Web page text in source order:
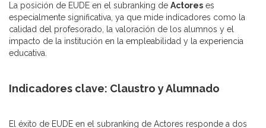
La posición de EUDE en el subranking de Actores es
especialmente significativa, ya que mide indicadores como la
calidad del profesorado, la valoración de los alumnos y el
impacto de la institución en la empleabilidad y la experiencia
educativa.
Indicadores clave: Claustro y Alumnado
El éxito de EUDE en el subranking de Actores responde a dos